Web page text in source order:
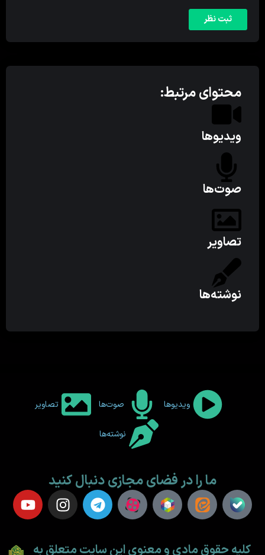
محتوای مرتبط:
ویدیوها
صوت‌ها
تصاویر
نوشته‌ها
ویدیوها صوت‌ها تصاویر
نوشته‌ها
ما را در فضای مجازی دنبال کنید
کلیه حقوق مادی و معنوی این سایت متعلق به